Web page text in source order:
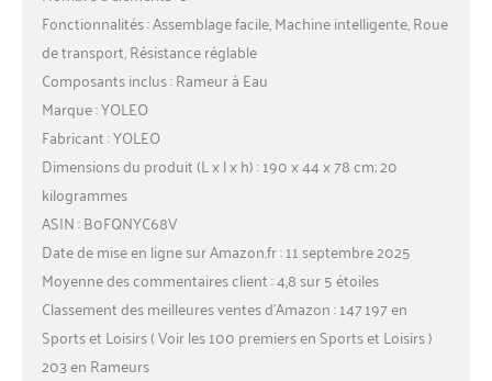
Fonctionnalités : Assemblage facile, Machine intelligente, Roue
de transport, Résistance réglable
Composants inclus : Rameur à Eau
Marque : YOLEO
Fabricant : YOLEO
Dimensions du produit (L x l x h) : 190 x 44 x 78 cm; 20
kilogrammes
ASIN : B0FQNYC68V
Date de mise en ligne sur Amazon.fr : 11 septembre 2025
Moyenne des commentaires client : 4,8 sur 5 étoiles
Classement des meilleures ventes d’Amazon : 147 197 en
Sports et Loisirs ( Voir les 100 premiers en Sports et Loisirs )
203 en Rameurs